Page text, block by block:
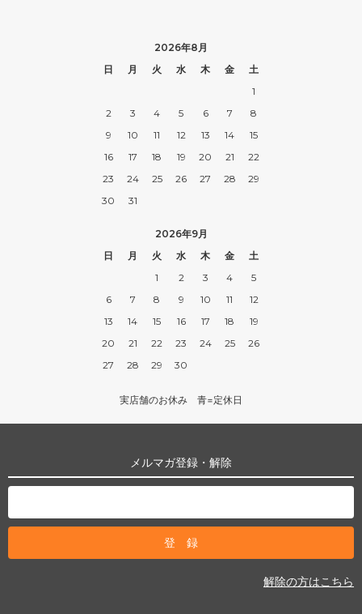
2026年8月
日
月 火 水 木 金
土
1
2
3 4 5 6 7
8
9
10 11 12 13 14
15
16
17 18 19 20 21
22
23
24 25 26 27 28
29
30
31
2026年9月
日
月 火 水 木 金
土
1
2 3 4
5
6
7 8 9 10 11
12
13
14 15 16 17 18
19
20
21 22 23 24 25
26
27
28 29 30
実店舗のお休み 青=定休日
メルマガ登録・解除
解除の方はこちら